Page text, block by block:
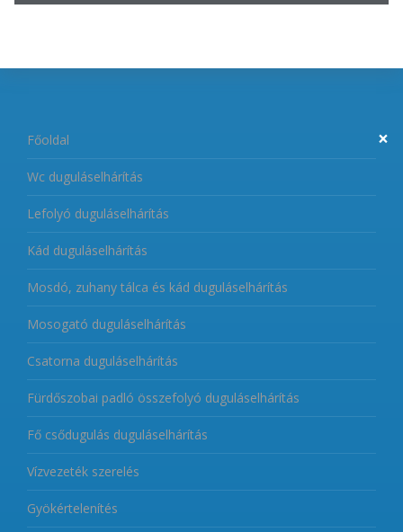
×
Főoldal
Wc duguláselhárítás
Lefolyó duguláselhárítás
Kád duguláselhárítás
Mosdó, zuhany tálca és kád duguláselhárítás
Mosogató duguláselhárítás
Csatorna duguláselhárítás
Fürdőszobai padló összefolyó duguláselhárítás
Fő csődugulás duguláselhárítás
Vízvezeték szerelés
Gyökértelenítés